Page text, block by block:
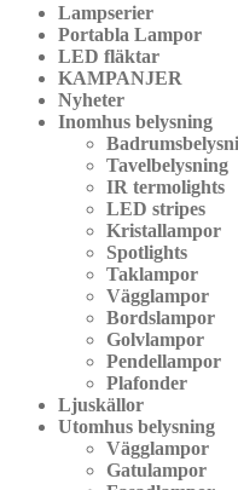
Lampserier
Portabla Lampor
LED fläktar
KAMPANJER
Nyheter
Inomhus belysning
Tavelbelysning
IR termolights
LED stripes
Kristallampor
Spotlights
Taklampor
Vägglampor
Bordslampor
Golvlampor
Pendellampor
Plafonder
Ljuskällor
Utomhus belysning
Vägglampor
Gatulampor